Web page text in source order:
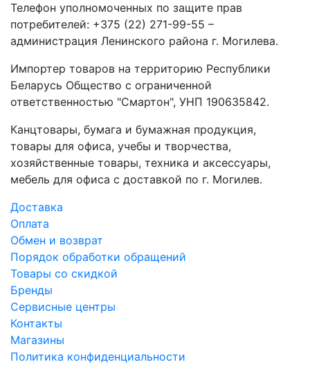
Телефон уполномоченных по защите прав
потребителей: +375 (22) 271-99-55 –
администрация Ленинского района г. Могилева.
Импортер товаров на территорию Республики
Беларусь Общество с ограниченной
ответственностью "Смартон", УНП 190635842.
Канцтовары, бумага и бумажная продукция,
товары для офиса, учебы и творчества,
хозяйственные товары, техника и аксессуары,
мебель для офиса с доставкой по г. Могилев.
Доставка
Оплата
Обмен и возврат
Порядок обработки обращений
Товары со скидкой
Бренды
Сервисные центры
Контакты
Магазины
Политика конфиденциальности